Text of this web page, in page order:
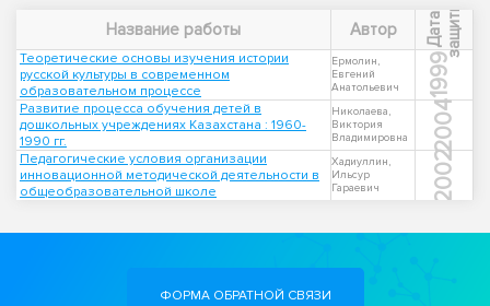
Название работы Автор Д
а
т
а
з
а
щ
и
т ы
Теоретические основы изучения истории
русской культуры в современном
образовательном процессе
Ермолин,
Евгений
Анатольевич
1999
Развитие процесса обучения детей в
дошкольных учреждениях Казахстана : 1960-
1990 гг.
Николаева,
Виктория
Владимировна
2004
Педагогические условия организации
инновационной методической деятельности в
общеобразовательной школе
Хадиуллин,
Ильсур
Гараевич
2002
ФОРМА ОБРАТНОЙ СВЯЗИ